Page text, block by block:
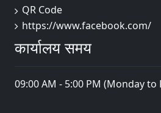
QR Code
https://www.facebook.com/
कार्यालय समय
09:00 AM - 5:00 PM (Monday to